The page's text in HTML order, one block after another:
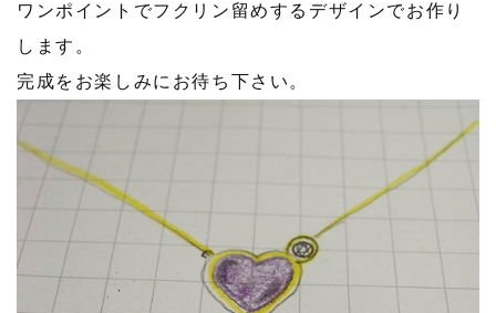
ワンポイントでフクリン留めするデザインでお作り
します。
完成をお楽しみにお待ち下さい。